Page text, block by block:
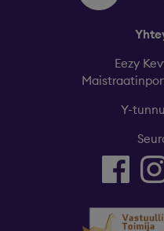
Eezy
Y-